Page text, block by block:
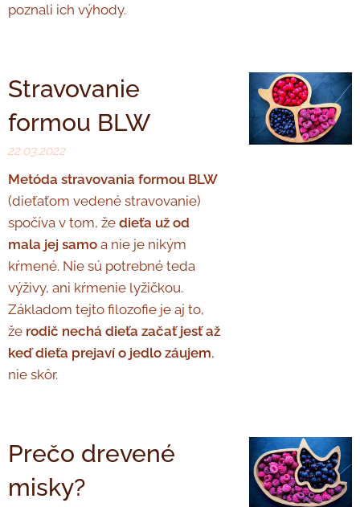
poznali ich výhody.
Stravovanie
formou BLW
22.03.2022
Metóda stravovania formou BLW
(dieťaťom vedené stravovanie)
spočíva v tom, že dieťa už od
mala jej samo a nie je nikým
kŕmené. Nie sú potrebné teda
výživy, ani kŕmenie lyžičkou.
Základom tejto filozofie je aj to,
že rodič nechá dieťa začať jesť až
keď dieťa prejaví o jedlo záujem,
nie skôr.
Prečo drevené
misky?